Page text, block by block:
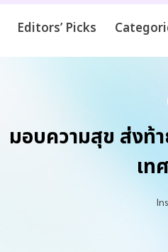
Editors’ Picks
มอบความสุข ส่งท้
เท